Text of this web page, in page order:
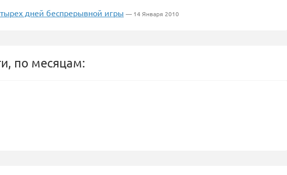
дней беспрерывной игры — 14 Января 2010
по месяцам: